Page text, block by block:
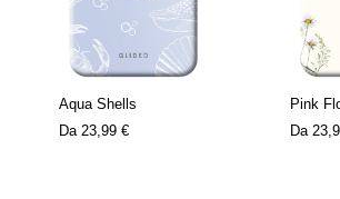
Aqua Shells
Da 23,99 €
Pink
Da